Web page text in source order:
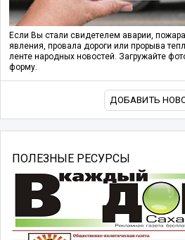
Если Вы стали свидетелем аварии,
явления, провала дороги или прорыва
ленте народных новостей. Загружайте
форму.
ДОБАВИТЬ
ПОЛЕЗНЫЕ РЕСУРСЫ